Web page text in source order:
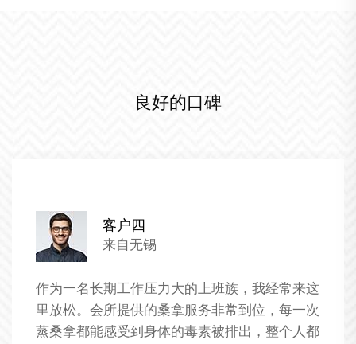
良好的口碑
客户五
来自无锡
我对于这家养生桑拿会所的服务非常满意。这里
的技师们都经过专业的培训，服务非常到位。我
特别喜欢这里的个性化服务，每次来都能享受到